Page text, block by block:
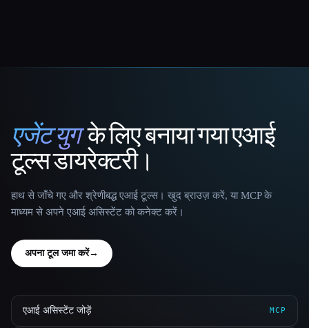
That AI Collection
एजेंट युगके लिए बनाया गया एआई
टूल्स डायरेक्टरी।
हाथ से जाँचे गए और श्रेणीबद्ध एआई टूल्स। खुद ब्राउज़ करें, या MCP के
माध्यम से अपने एआई असिस्टेंट को कनेक्ट करें।
अपना टूल जमा करें→
एआई असिस्टेंट जोड़ें MCP